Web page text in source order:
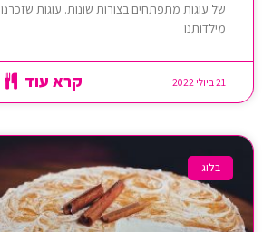
של עוגות מתפתחים בצורות שונות. עוגות שזכרנו
מילדותנו
קרא עוד 21 ביולי 2022
בלוג